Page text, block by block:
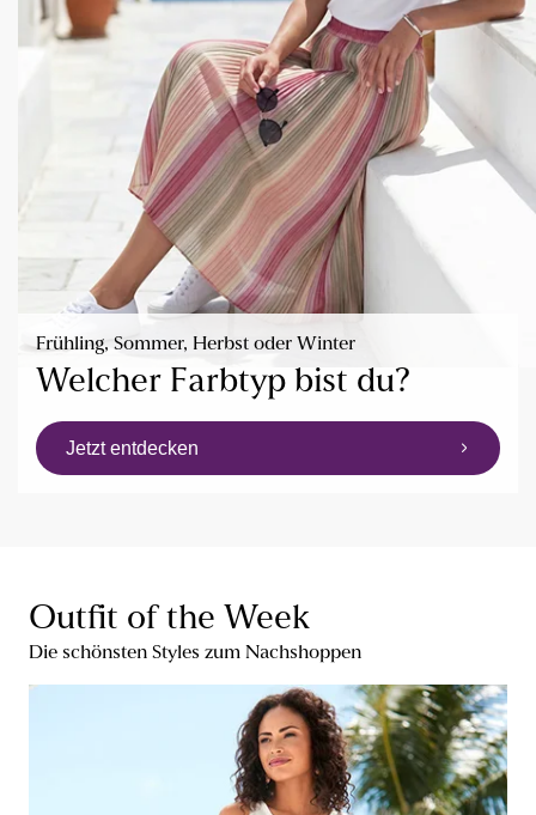
Frühling, Sommer, Herbst oder Winter
Welcher Farbtyp bist du?
Jetzt entdecken
Outfit of the Week
Die schönsten Styles zum Nachshoppen